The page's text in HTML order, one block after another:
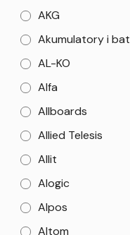
AKG
Akumulatory i
AL-KO
Alfa
Allboards
Allied Telesis
Allit
Alogic
Alpos
Altom